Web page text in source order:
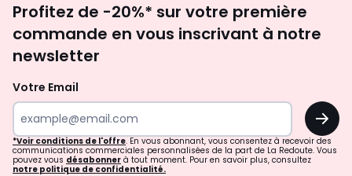
newsletter
Profitez de -20%* sur votre première
commande en vous inscrivant à notre
newsletter
Votre Email
OK
*Voir conditions de l'offre. En vous abonnant, vous consentez à recevoir des
communications commerciales personnalisées de la part de La Redoute. Vous
pouvez vous désabonner à tout moment. Pour en savoir plus, consultez
notre politique de confidentialité.